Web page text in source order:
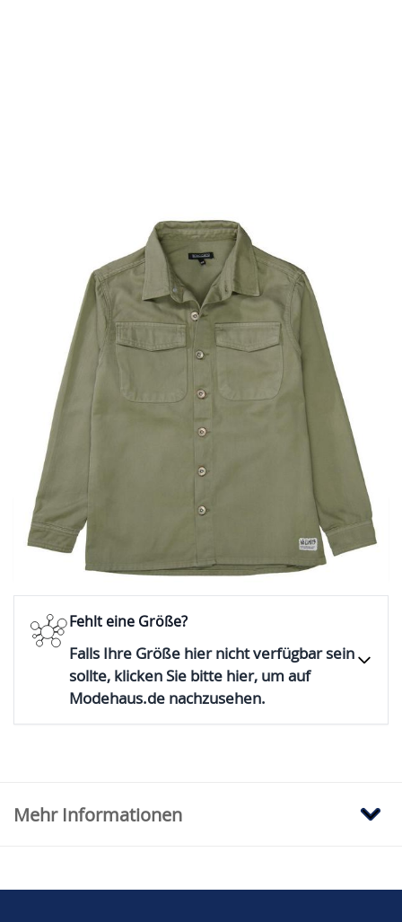
Inkl. 19% Steuern
Vor Ort direkt kaufen
Prüfe die Verfügbarkeit des Artikels
Fehlt eine Größe?
Falls Ihre Größe hier nicht verfügbar sein
sollte, klicken Sie bitte hier, um auf
Modehaus.de nachzusehen.
Mehr Informationen